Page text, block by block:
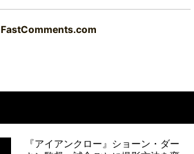
FastComments.com
『アイアンクロー』ショーン・ダー